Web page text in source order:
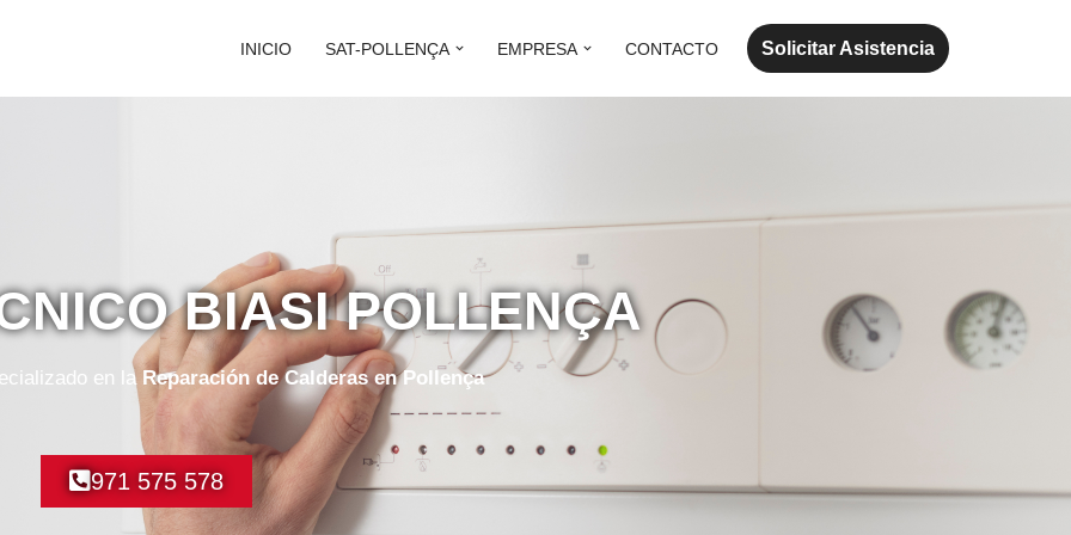
INICIO SAT-POLLENÇA EMPRESA CONTACTO Solicitar Asistencia
BIASI POLLENÇA
en la Reparación de Calderas en Pollença
971 575 578